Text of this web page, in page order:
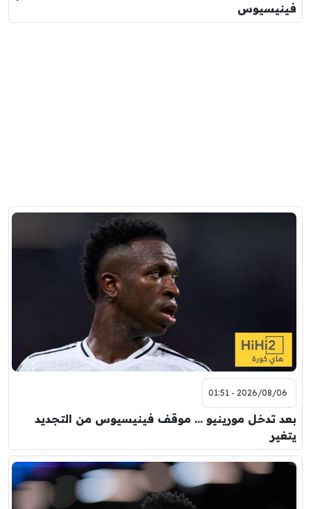
فينيسيوس
2026/08/06 - 01:51
بعد تدخل مورينيو … موقف فينيسيوس من التجديد
يتغير